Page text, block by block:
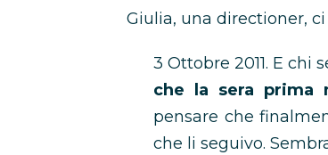
Giulia, una directioner,
3 Ottobre 2011. E chi
che la sera prima
pensare che
che li seguivo.